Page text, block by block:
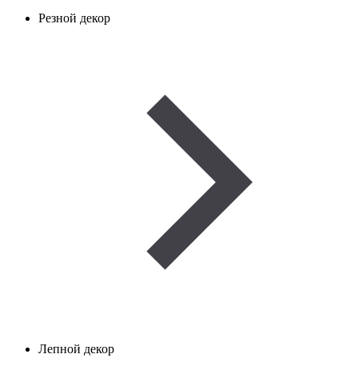
Резной декор
Лепной декор